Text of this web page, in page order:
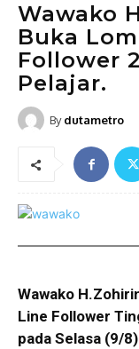
Wawako
Buka
Follower
Pelajar.
By dutametro
Wawako
Line Follower
pada Selasa (9/